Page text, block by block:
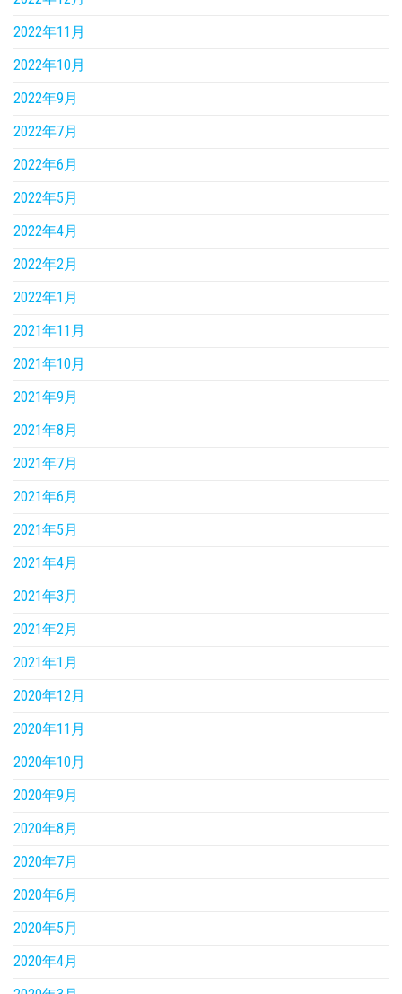
2022年11月
2022年10月
2022年9月
2022年7月
2022年6月
2022年5月
2022年4月
2022年2月
2022年1月
2021年11月
2021年10月
2021年9月
2021年8月
2021年7月
2021年6月
2021年5月
2021年4月
2021年3月
2021年2月
2021年1月
2020年12月
2020年11月
2020年10月
2020年9月
2020年8月
2020年7月
2020年6月
2020年5月
2020年4月